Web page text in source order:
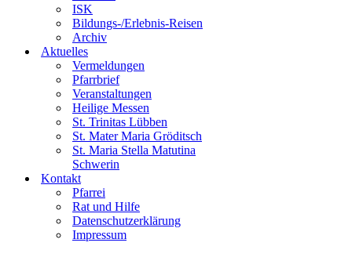
ISK
Bildungs-/Erlebnis-Reisen
Archiv
Aktuelles
Vermeldungen
Pfarrbrief
Veranstaltungen
Heilige Messen
St. Trinitas Lübben
St. Mater Maria Gröditsch
St. Maria Stella Matutina
Schwerin
Kontakt
Pfarrei
Rat und Hilfe
Datenschutzerklärung
Impressum